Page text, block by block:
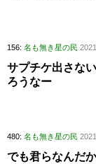
156: 名も無き星の民
サプチケ出さな
ろうなー
480: 名も無き星の民
でも君らなんだ